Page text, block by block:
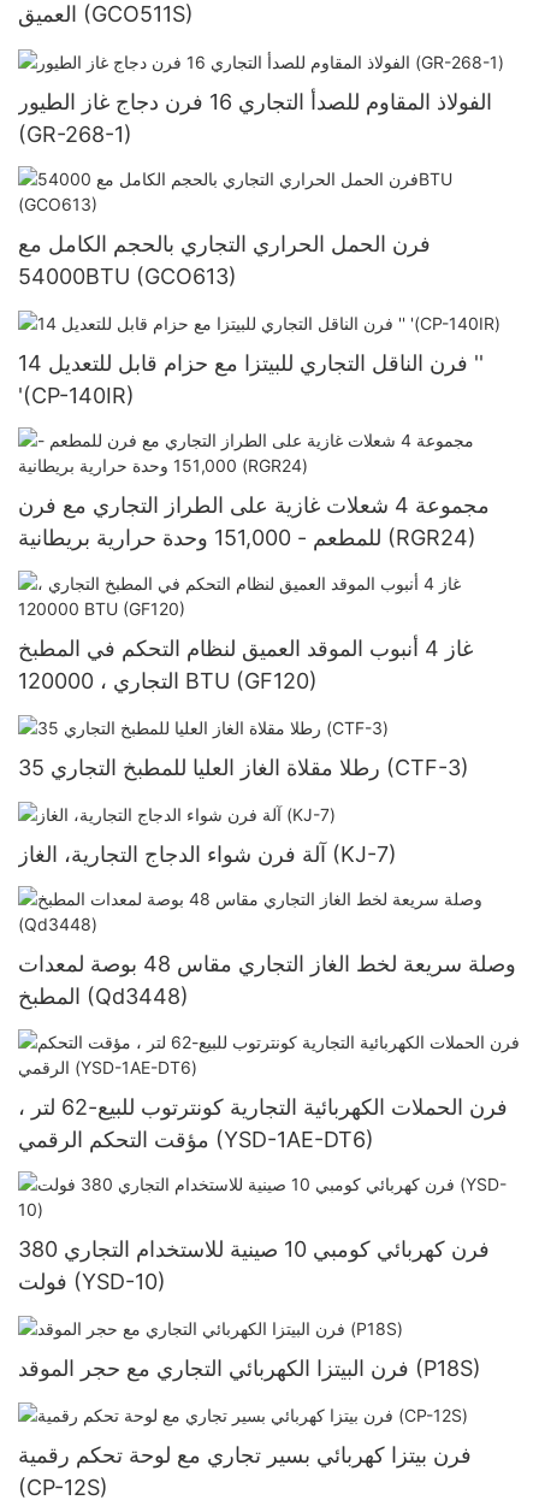
العميق (GCO511S)
الفولاذ المقاوم للصدأ التجاري 16 فرن دجاج غاز الطيور
(GR-268-1)
فرن الحمل الحراري التجاري بالحجم الكامل مع
54000BTU (GCO613)
فرن الناقل التجاري للبيتزا مع حزام قابل للتعديل 14 ''
'(CP-140IR)
مجموعة 4 شعلات غازية على الطراز التجاري مع فرن
للمطعم - 151,000 وحدة حرارية بريطانية (RGR24)
غاز 4 أنبوب الموقد العميق لنظام التحكم في المطبخ
التجاري ، 120000 BTU (GF120)
35 رطلا مقلاة الغاز العليا للمطبخ التجاري (CTF-3)
آلة فرن شواء الدجاج التجارية، الغاز (KJ-7)
وصلة سريعة لخط الغاز التجاري مقاس 48 بوصة لمعدات
المطبخ (Qd3448)
فرن الحملات الكهربائية التجارية كونترتوب للبيع-62 لتر ،
مؤقت التحكم الرقمي (YSD-1AE-DT6)
فرن كهربائي كومبي 10 صينية للاستخدام التجاري 380
فولت (YSD-10)
فرن البيتزا الكهربائي التجاري مع حجر الموقد (P18S)
فرن بيتزا كهربائي بسير تجاري مع لوحة تحكم رقمية
(CP-12S)